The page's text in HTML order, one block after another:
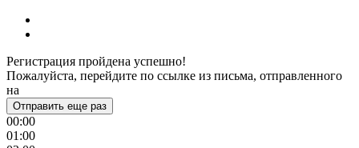
Регистрация пройдена успешно!
Пожалуйста, перейдите по ссылке из письма, отправленного
на
Отправить еще раз
00:00
01:00